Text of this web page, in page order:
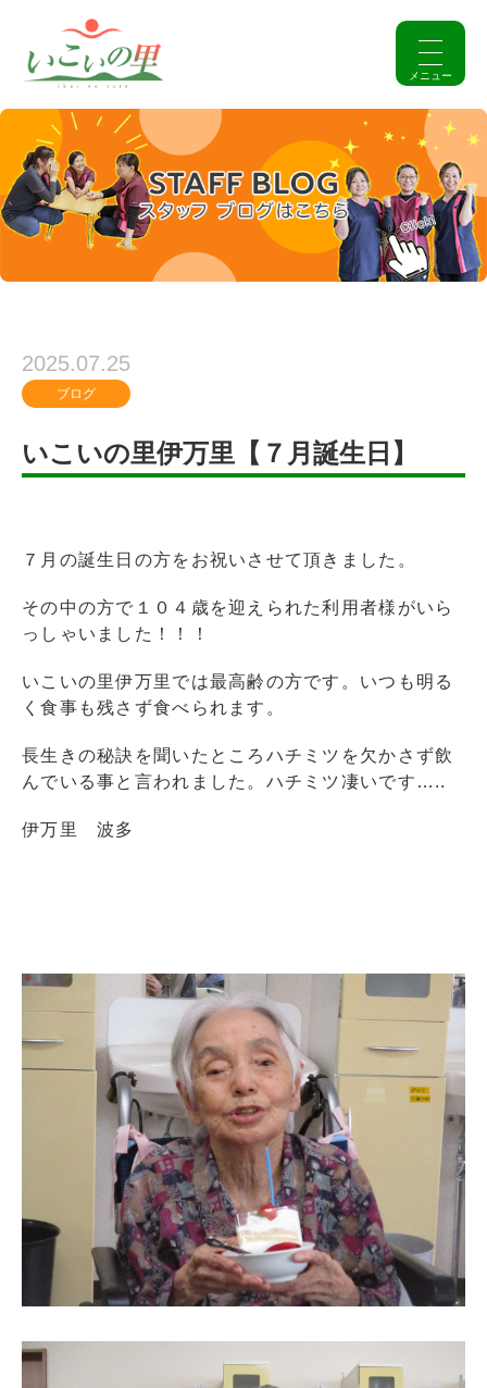
2025.07.25
ブログ
いこいの里伊万里【７月誕生日】
７月の誕生日の方をお祝いさせて頂きました。
その中の方で１０４歳を迎えられた利用者様がいら
っしゃいました！！！
いこいの里伊万里では最高齢の方です。いつも明る
く食事も残さず食べられます。
長生きの秘訣を聞いたところハチミツを欠かさず飲
んでいる事と言われました。ハチミツ凄いです…..
伊万里 波多